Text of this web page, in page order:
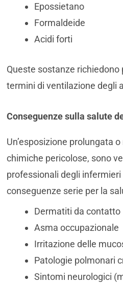
Epossietano
Formaldeide
Acidi forti
Queste sostanze
termini di ventilazione degli
Conseguenze sulla salute
Un’esposizione prolungata
chimiche pericolose, sono
professionali degli
conseguenze serie per la
Dermatiti da contatto
Asma occupazionale
Irritazione delle
Patologie polmonari
Sintomi neurologici